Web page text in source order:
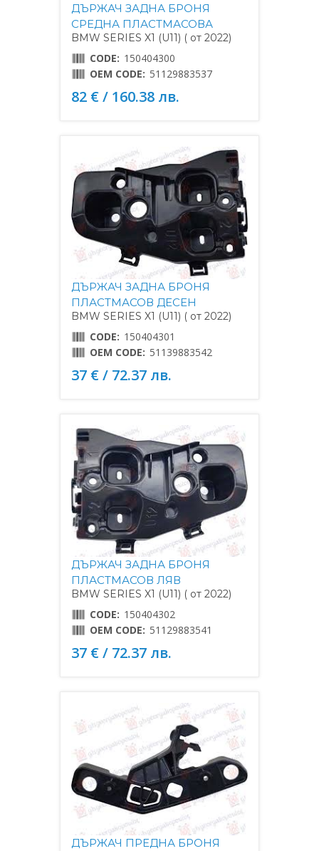
ДЪРЖАЧ ЗАДНА БРОНЯ
СРЕДНА ПЛАСТМАСОВА
BMW SERIES X1 (U11) ( от 2022)
CODE: 150404300
OEM CODE: 51129883537
82 € / 160.38 лв.
ДЪРЖАЧ ЗАДНА БРОНЯ
ПЛАСТМАСОВ ДЕСЕН
BMW SERIES X1 (U11) ( от 2022)
CODE: 150404301
OEM CODE: 51139883542
37 € / 72.37 лв.
ДЪРЖАЧ ЗАДНА БРОНЯ
ПЛАСТМАСОВ ЛЯВ
BMW SERIES X1 (U11) ( от 2022)
CODE: 150404302
OEM CODE: 51129883541
37 € / 72.37 лв.
ДЪРЖАЧ ПРЕДНА БРОНЯ